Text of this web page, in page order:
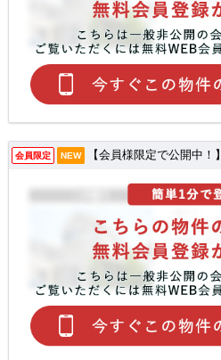
会員限定 NEW 【会員様限定で公開中！】